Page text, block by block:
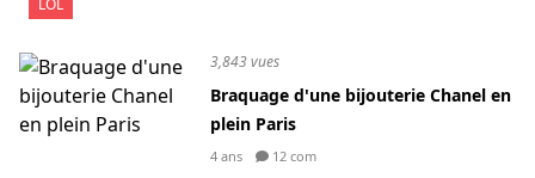
LOL
3,843 vues
Braquage d'une bijouterie Chanel en
plein Paris
4 ans 12 com